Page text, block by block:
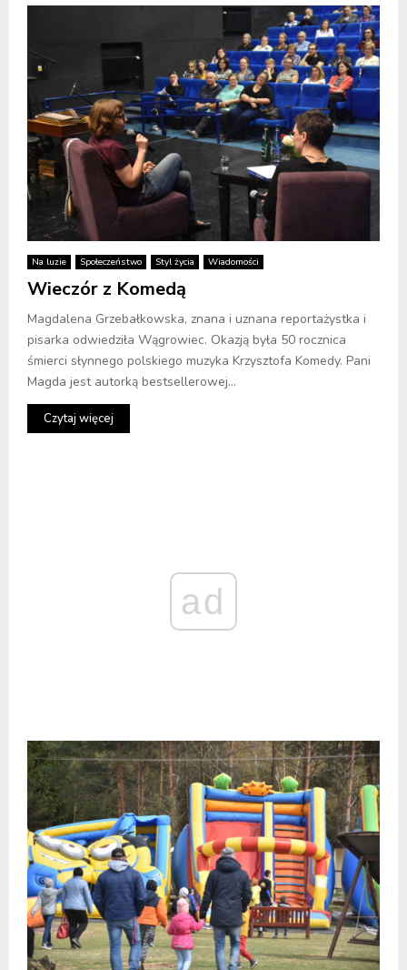
Na luzie Społeczeństwo Styl życia Wiadomości
Wieczór z Komedą
Magdalena Grzebałkowska, znana i uznana reportażystka i
pisarka odwiedziła Wągrowiec. Okazją była 50 rocznica
śmierci słynnego polskiego muzyka Krzysztofa Komedy. Pani
Magda jest autorką bestsellerowej...
Czytaj więcej
ad